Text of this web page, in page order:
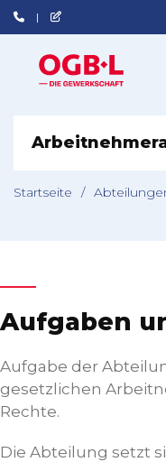
Startseite /
Aufgaben
Aufgabe der
gesetzlichen
Rechte.
Die Abteilung setzt